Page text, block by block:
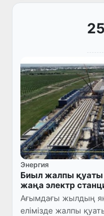
25
Энергия
Биыл жалпы қуаты
жаңа электр
Ағымдағы жылдың
елімізде жалпы